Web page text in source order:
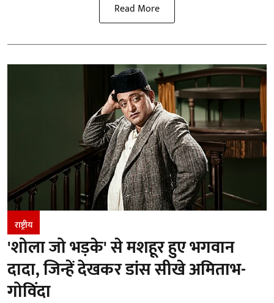
Read More
राष्ट्रीय
'शोला जो भड़के' से मशहूर हुए भगवान
दादा, जिन्हें देखकर डांस सीखे अमिताभ-
गोविंदा